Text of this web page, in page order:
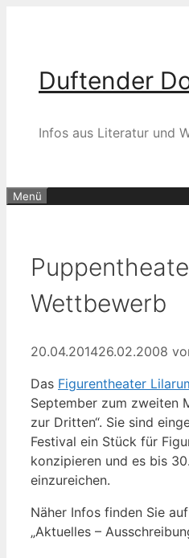
Duftender
Infos aus Literatur und
Menü
Wettbewerb
20.04.201426.02.2008
Das Figurentheater
September zum zweiten
zur Dritten“. Sie sind
Festival ein Stück für
konzipieren und es bis
einzureichen.
Näher Infos finden Sie
„Aktuelles –